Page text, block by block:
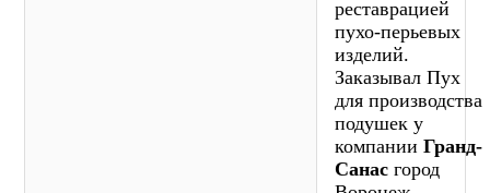
реставрацией
пухо-перьевых
изделий.
Заказывал Пух
для производства
подушек у
компанииГранд-
Санас город